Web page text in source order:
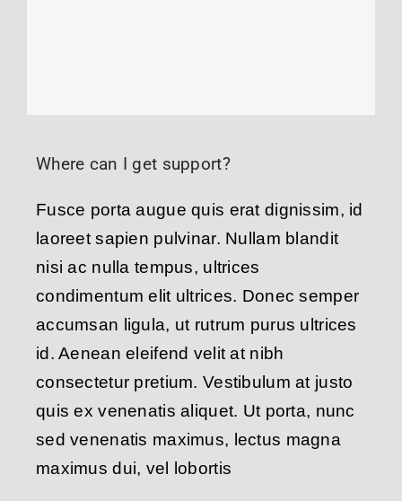
Where can I get support?
Fusce porta augue quis erat dignissim, id
laoreet sapien pulvinar. Nullam blandit
nisi ac nulla tempus, ultrices
condimentum elit ultrices. Donec semper
accumsan ligula, ut rutrum purus ultrices
id. Aenean eleifend velit at nibh
consectetur pretium. Vestibulum at justo
quis ex venenatis aliquet. Ut porta, nunc
sed venenatis maximus, lectus magna
maximus dui, vel lobortis